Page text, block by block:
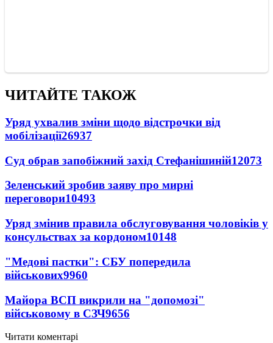
ЧИТАЙТЕ ТАКОЖ
Уряд ухвалив зміни щодо відстрочки від
мобілізації26937
Суд обрав запобіжний захід Стефанішиній12073
Зеленський зробив заяву про мирні
переговори10493
Уряд змінив правила обслуговування чоловіків у
консульствах за кордоном10148
"Медові пастки": СБУ попередила
військових9960
Майора ВСП викрили на "допомозі"
військовому в СЗЧ9656
Читати коментарі